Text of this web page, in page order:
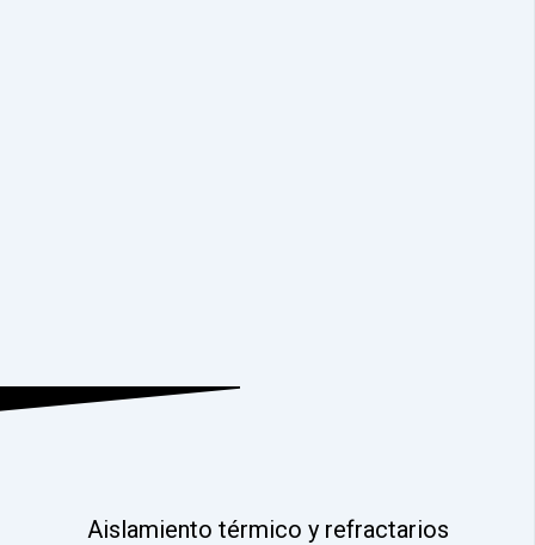
Aislamiento térmico y refractarios